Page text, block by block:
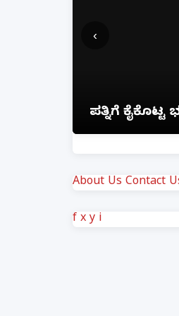
ಪತ್ನಿಗೆ
‹
About Us Contact
f x y i